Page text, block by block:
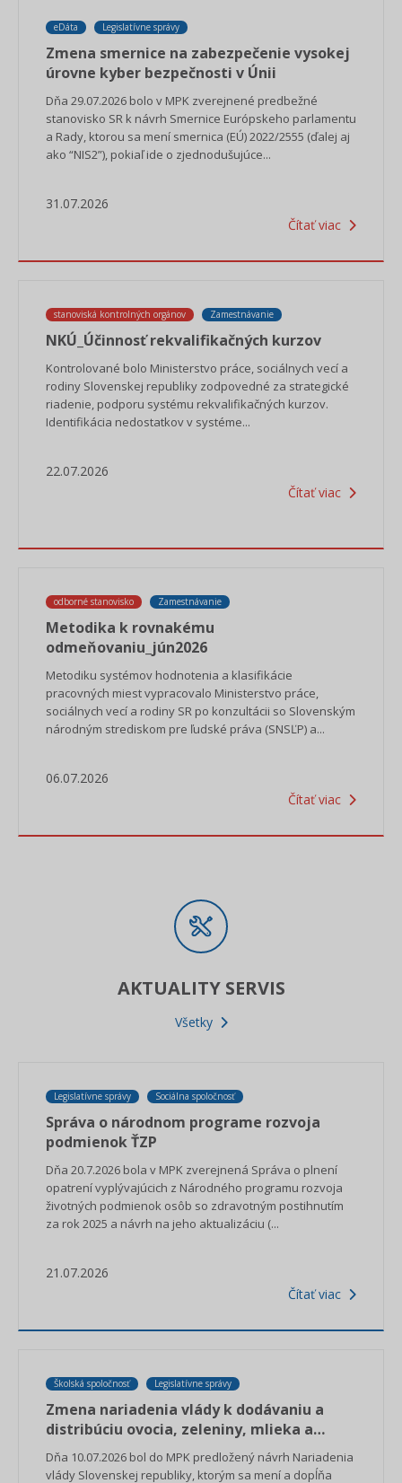
eDáta Legislatívne správy
Zmena smernice na zabezpečenie vysokej
úrovne kyber bezpečnosti v Únii
Dňa 29.07.2026 bolo v MPK zverejnené predbežné
stanovisko SR k návrh Smernice Európskeho parlamentu
a Rady, ktorou sa mení smernica (EÚ) 2022/2555 (ďalej aj
ako “NIS2”), pokiaľ ide o zjednodušujúce...
31.07.2026
Čítať viac
stanoviská kontrolných orgánov Zamestnávanie
NKÚ_Účinnosť rekvalifikačných kurzov
Kontrolované bolo Ministerstvo práce, sociálnych vecí a
rodiny Slovenskej republiky zodpovedné za strategické
riadenie, podporu systému rekvalifikačných kurzov.
Identifikácia nedostatkov v systéme...
22.07.2026
Čítať viac
odborné stanovisko Zamestnávanie
Metodika k rovnakému
odmeňovaniu_jún2026
Metodiku systémov hodnotenia a klasifikácie
pracovných miest vypracovalo Ministerstvo práce,
sociálnych vecí a rodiny SR po konzultácii so Slovenským
národným strediskom pre ľudské práva (SNSĽP) a...
06.07.2026
Čítať viac
AKTUALITY SERVIS
Všetky
Legislatívne správy Sociálna spoločnosť
Správa o národnom programe rozvoja
podmienok ŤZP
Dňa 20.7.2026 bola v MPK zverejnená Správa o plnení
opatrení vyplývajúcich z Národného programu rozvoja
životných podmienok osôb so zdravotným postihnutím
za rok 2025 a návrh na jeho aktualizáciu (...
21.07.2026
Čítať viac
Školská spoločnosť Legislatívne správy
Zmena nariadenia vlády k dodávaniu a
distribúciu ovocia, zeleniny, mlieka a
výrobkov z nich pre školy
Dňa 10.07.2026 bol do MPK predložený návrh Nariadenia
vlády Slovenskej republiky, ktorým sa mení a dopĺňa